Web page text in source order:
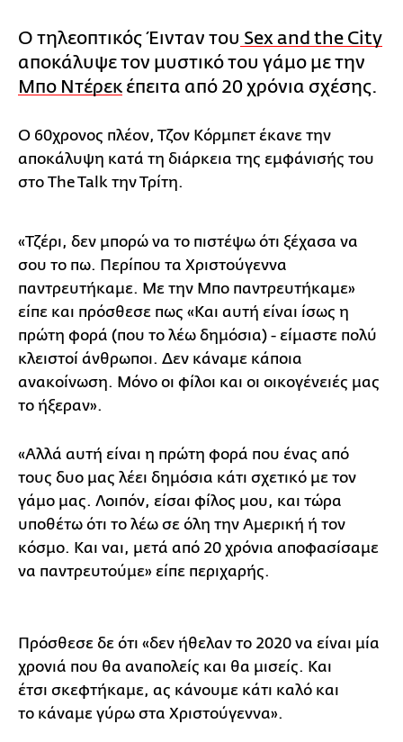
O τηλεοπτικός Έινταν του Sex and the City
αποκάλυψε τον μυστικό του γάμο με την
Μπο Ντέρεκ έπειτα από 20 χρόνια σχέσης.
O 60χρονος πλέον, Τζον Κόρμπετ έκανε την
αποκάλυψη κατά τη διάρκεια της εμφάνισής του
στο The Talk την Τρίτη.
«Τζέρι, δεν μπορώ να το πιστέψω ότι ξέχασα να
σου το πω. Περίπου τα Χριστούγεννα
παντρευτήκαμε. Με την Μπο παντρευτήκαμε»
είπε και πρόσθεσε πως «Και αυτή είναι ίσως η
πρώτη φορά (που το λέω δημόσια) - είμαστε πολύ
κλειστοί άνθρωποι. Δεν κάναμε κάποια
ανακοίνωση. Μόνο οι φίλοι και οι οικογένειές μας
το ήξεραν».
«Αλλά αυτή είναι η πρώτη φορά που ένας από
τους δυο μας λέει δημόσια κάτι σχετικό με τον
γάμο μας. Λοιπόν, είσαι φίλος μου, και τώρα
υποθέτω ότι το λέω σε όλη την Αμερική ή τον
κόσμο. Και ναι, μετά από 20 χρόνια αποφασίσαμε
να παντρευτούμε» είπε περιχαρής.
Πρόσθεσε δε ότι «δεν ήθελαν το 2020 να είναι μία
χρονιά που θα αναπολείς και θα μισείς. Και
έτσι σκεφτήκαμε, ας κάνουμε κάτι καλό και
το κάναμε γύρω στα Χριστούγεννα».